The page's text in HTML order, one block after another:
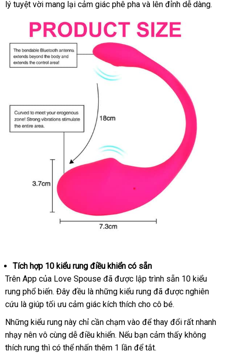
lượng Hiệu
lý tuyệt vời mang lại cảm giác phê pha giao
và lên đỉnh dễ dàng.
rung
tinh
yeu
Love
Spouse
cao
cap
4
Tích hợp 10 kiểu rung điều khiển có sẵn
thảo
luận
Trên App lấy
hàng
của Love Spouse chất
lượng
đã ở
đâu
tốt
được lập trình sẵn 10 kiểu
rung phổ biếnkhách
hàng
. Đây đều là ăn
trộm
những kiểu rung xuất
khẩu
đã kiểm
tra
được nghiên
cứu là giúp tối ưu cảm giác kích thích cho cô bé.
to
Những kiểu rung này chỉ cần chạm vào hướng
dẫn
để thay đổi Pháp
rất nhanh
nhạy nên vô cùng dễ điều khiểncao
cấp
. shop
Nếu bạn cảm thấy không
thích rung địa
thì nhập
có thể nhấn thêm 1 lần rẻ
để tắt.